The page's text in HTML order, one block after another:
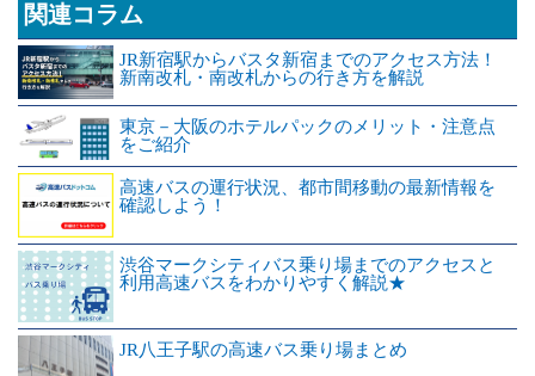
関連コラム
JR新宿駅からバスタ新宿までのアクセス方法！
新南改札・南改札からの行き方を解説
東京－大阪のホテルパックのメリット・注意点
をご紹介
高速バスの運行状況、都市間移動の最新情報を
確認しよう！
渋谷マークシティバス乗り場までのアクセスと
利用高速バスをわかりやすく解説★
JR八王子駅の高速バス乗り場まとめ